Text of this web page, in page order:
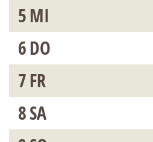
5MI
6DO
7FR
8SA